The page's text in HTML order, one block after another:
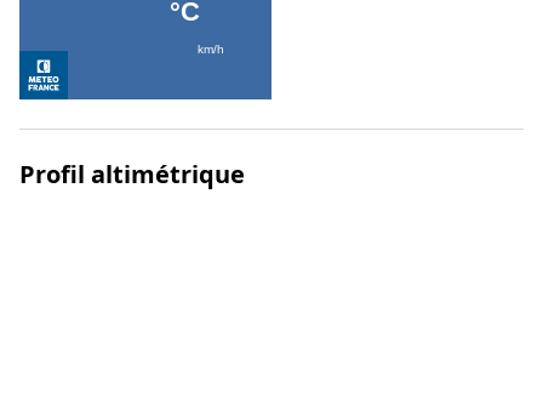
Profil altimétrique